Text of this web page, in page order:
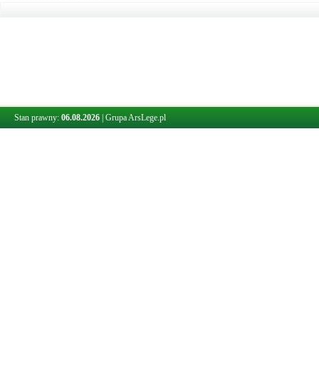
Stan prawny: 06.08.2026 Grupa ArsLege.pl